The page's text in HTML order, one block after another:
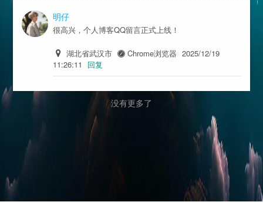
明仔
很高兴，个人博客QQ留言正式上线！
湖北省武汉市 Chrome浏览器 2025/12/19
11:26:11
回复
没有更多了